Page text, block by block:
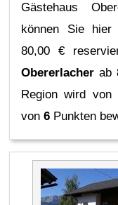
Gästehaus
können Sie
80,00 €
Obererlacher ab
Regionwird von
von6 Punkten